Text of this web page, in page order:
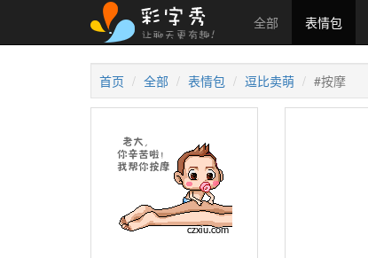
全部 表情包
首页 全部 表情包 逗比卖萌 #按摩